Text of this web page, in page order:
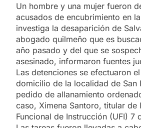
Un hombre y una mujer fueron
acusados de encubrimiento en
investiga la desaparición de
abogado quilmeño que es
año pasado y del que se
asesinado, informaron fuentes
Las detenciones se efectuaron
domicilio de la localidad de San
pedido de allanamiento
caso, Ximena Santoro, titular de
Funcional de Instrucción (UFI) 7